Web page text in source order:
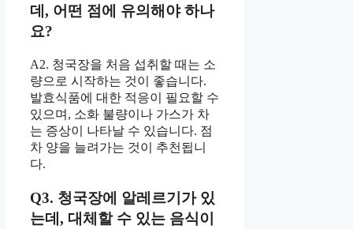
데, 어떤 점에 유의해야 하나
요?
A2. 청국장을 처음 섭취할 때는 소
량으로 시작하는 것이 좋습니다.
발효식품에 대한 적응이 필요할 수
있으며, 소화 불량이나 가스가 차
는 증상이 나타날 수 있습니다. 점
차 양을 늘려가는 것이 추천됩니
다.
Q3. 청국장에 알레르기가 있
는데, 대체할 수 있는 음식이